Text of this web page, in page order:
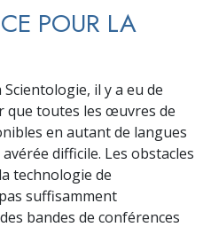
POUR LA
il y a eu de
que toutes les œuvres de
en autant de langues
difficile. Les obstacles
technologie de
suffisamment
bandes de conférences